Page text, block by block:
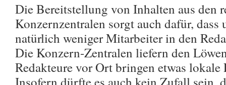
Die Bereitstellung von Inhalten aus den
Konzernzentralen sorgt auch dafür, dass
natürlich weniger Mitarbeiter in den
Die Konzern-Zentralen liefern den
Redakteure vor Ort bringen etwas lokale